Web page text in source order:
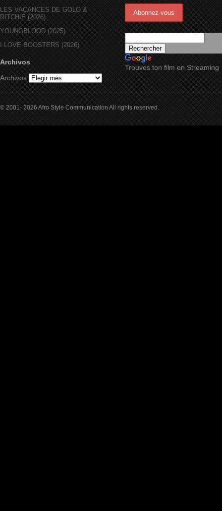
LES VACANCES DE GOLO &
RITCHIE (2026)
YOUNGBLOOD (2025)
I LOVE BOOSTERS (2026)
Archivos
Archivos
Trouves ton film en Streaming
© 2001- 2026 Afro Style Communication All rights reserved.